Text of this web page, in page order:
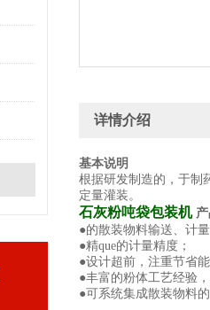
详情介绍
基本说明
根据研发制造的，于制
定量灌装。
石灰粉吨袋包装机
●的散装物料输送、计
●精que的计量精度；
●设计超前，注重节省
●丰富的粉体工艺经验
●可系统集成散装物料